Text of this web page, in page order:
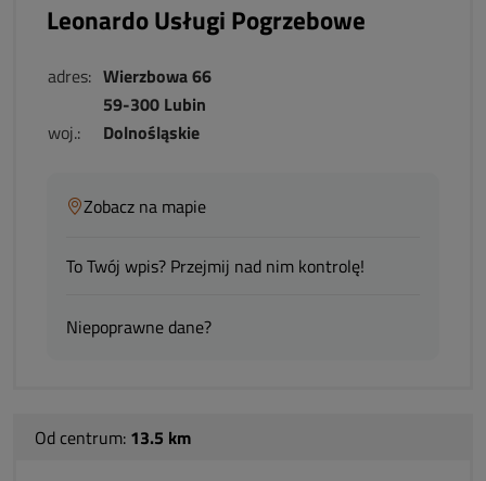
Leonardo Usługi Pogrzebowe
adres: Wierzbowa 66
59-300 Lubin
woj.:
Dolnośląskie
Zobacz na mapie
To Twój wpis? Przejmij nad nim kontrolę!
Niepoprawne dane?
Od centrum: 13.5 km